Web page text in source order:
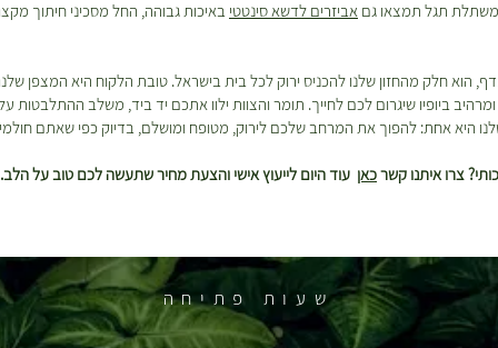
תגל תמצאו גם אביזרים לדשא סינטטי באיכות גבוהה, החל מסכיני חיתוך
הוא חלק מהחזון שלנו להכניס ירוק לכל בית בישראל. טובת הלקוח היא המצפן
ביופיו שיגרום לכם לחייך. תומר והצוות ילוו אתכם יד ביד, משלב ההתלבטות
היא אחת: להפוך את המרחב שלכם לירוק, מטופח ומושלם, בדיוק כפי שאתם
צרו איתנו קשרכאן עוד היום לייעוץ אישי והצעת מחיר שתעשה לכם טוב על הלב.
שעות פתיחה